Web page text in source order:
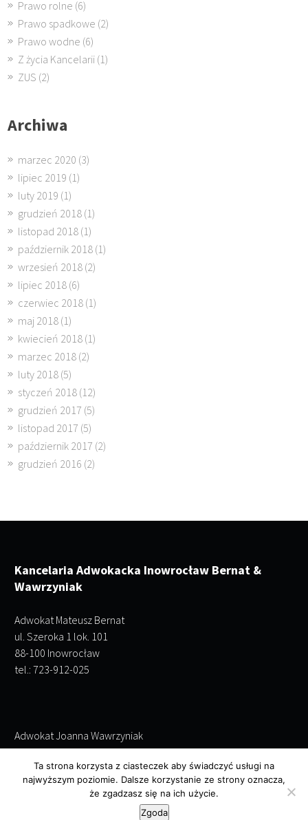
Prawo rolne (6)
Prawo spadkowe (2)
Prawo wodne (6)
Z życia Kancelarii (1)
ZUS (2)
Archiwa
marzec 2020 (3)
lipiec 2019 (1)
luty 2019 (1)
grudzień 2018 (1)
listopad 2018 (1)
październik 2018 (1)
wrzesień 2018 (2)
lipiec 2018 (6)
czerwiec 2018 (1)
maj 2018 (1)
kwiecień 2018 (1)
marzec 2018 (2)
luty 2018 (5)
styczeń 2018 (12)
grudzień 2017 (5)
listopad 2017 (5)
październik 2017 (2)
grudzień 2016 (2)
Kancelaria Adwokacka Inowrocław Bernat &
Wawrzyniak
Adwokat Mateusz Bernat
ul. Szeroka 1 lok. 101
88-100 Inowrocław
tel.: 723-912-025
Adwokat Joanna Wawrzyniak
ul. Szeroka 1 lok. 101
88-100 Inowrocław
tel.: 695-243-952
Ta strona korzysta z ciasteczek aby świadczyć usługi na
najwyższym poziomie. Dalsze korzystanie ze strony oznacza,
że zgadzasz się na ich użycie.
Zgoda